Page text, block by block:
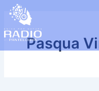
contenuto
Pasqua